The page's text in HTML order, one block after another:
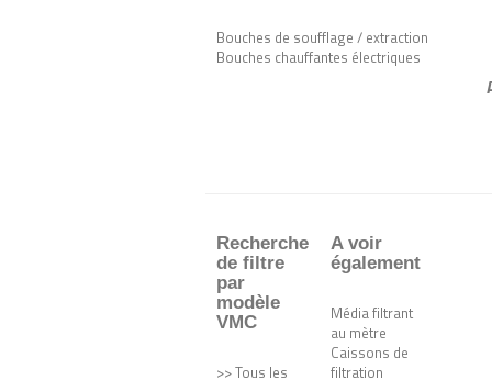
Bouches de soufflage / extraction
Bouches chauffantes électriques
Recherche
de filtre
par
modèle
VMC
>> Tous les
A voir
également
Média filtrant
au mètre
Caissons de
filtration